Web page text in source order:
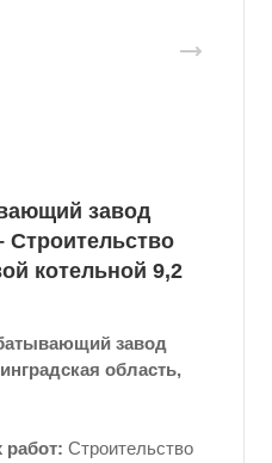
завод
котельной 9,2
завод
область,
Строительство